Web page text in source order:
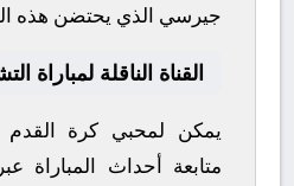
جيرسي الذي يحتضن هذه
القناة الناقلة لمباراة
يمكن لمحبي كرة
متابعة أحداث المباراة